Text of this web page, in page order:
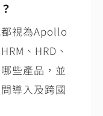
都視為Apollo
、HRD、
些產品，並
導入及跨國